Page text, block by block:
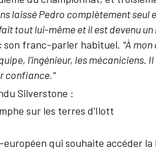
laissé Pedro complètement seul
tout lui-même et il est devenu un
son franc-parler habituel. "À
l'ingénieur, les mécaniciens.
confiance."
Silverstone :
sur les terres d'Ilott
qui souhaite accéder la